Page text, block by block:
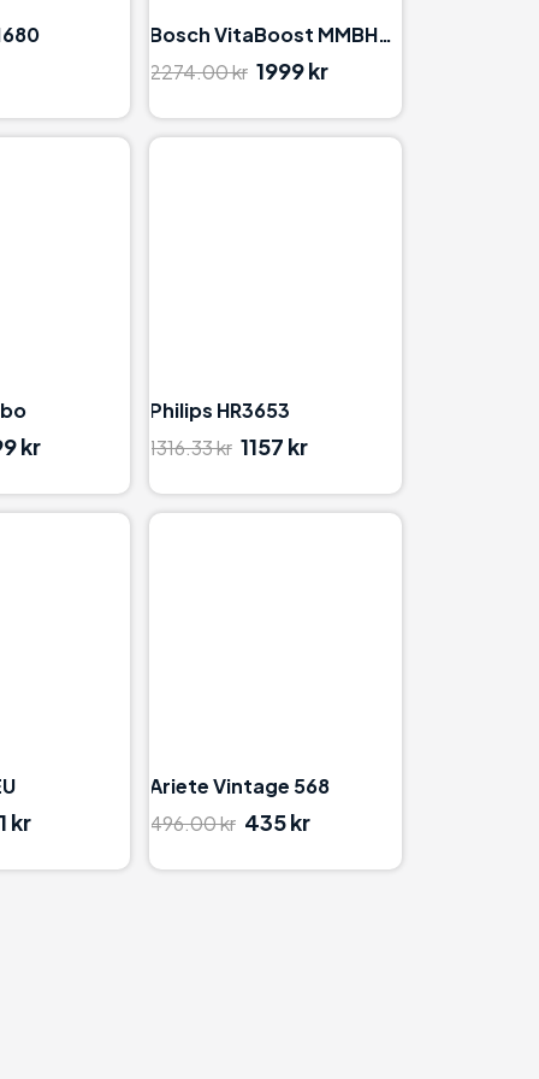
Bosch VitaBoost MMBH6P6B
2274.00 kr 1999 kr
kr
Philips HR3653
1316.33 kr 1157 kr
kr
Ariete Vintage 568
496.00 kr 435 kr